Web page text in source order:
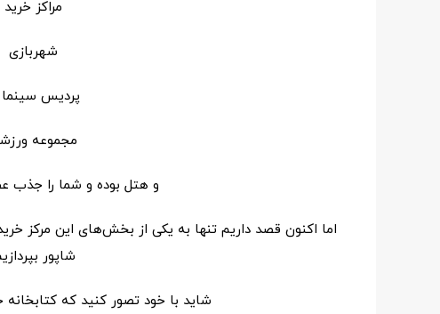
مراکز خرید
شهربازی
پردیس
مجموعه
و هتل بوده و شما را جذب
اما اکنون قصد داریم تنها به یکی از بخش‌های این مرکز
شاپور
شاید با خود تصور کنید که